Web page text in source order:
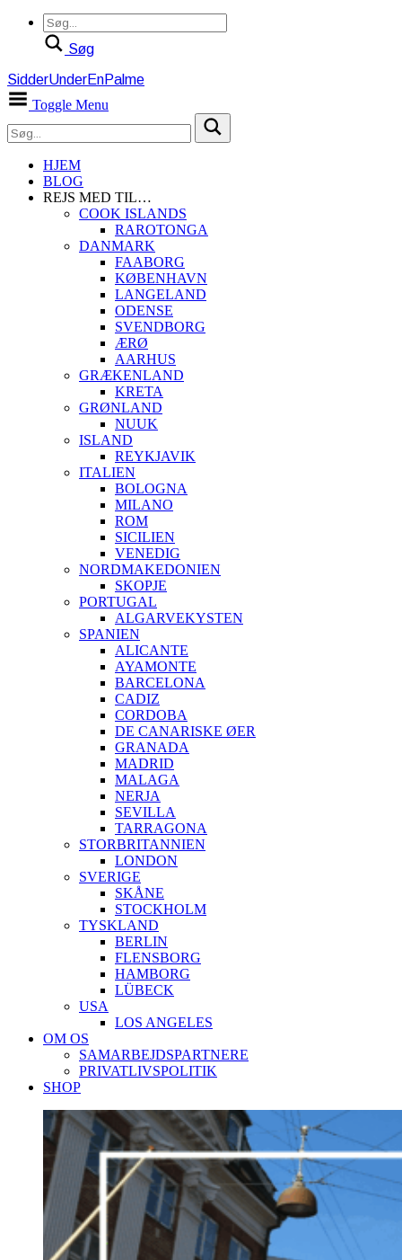
Søg
SidderUnderEnPalme
Toggle Menu
HJEM
BLOG
REJS MED TIL…
COOK ISLANDS
RAROTONGA
DANMARK
FAABORG
KØBENHAVN
LANGELAND
ODENSE
SVENDBORG
ÆRØ
AARHUS
GRÆKENLAND
KRETA
GRØNLAND
NUUK
ISLAND
REYKJAVIK
ITALIEN
BOLOGNA
MILANO
ROM
SICILIEN
VENEDIG
NORDMAKEDONIEN
SKOPJE
PORTUGAL
ALGARVEKYSTEN
SPANIEN
ALICANTE
AYAMONTE
BARCELONA
CADIZ
CORDOBA
DE CANARISKE ØER
GRANADA
MADRID
MALAGA
NERJA
SEVILLA
TARRAGONA
STORBRITANNIEN
LONDON
SVERIGE
SKÅNE
STOCKHOLM
TYSKLAND
BERLIN
FLENSBORG
HAMBORG
LÜBECK
USA
LOS ANGELES
OM OS
SAMARBEJDSPARTNERE
PRIVATLIVSPOLITIK
SHOP